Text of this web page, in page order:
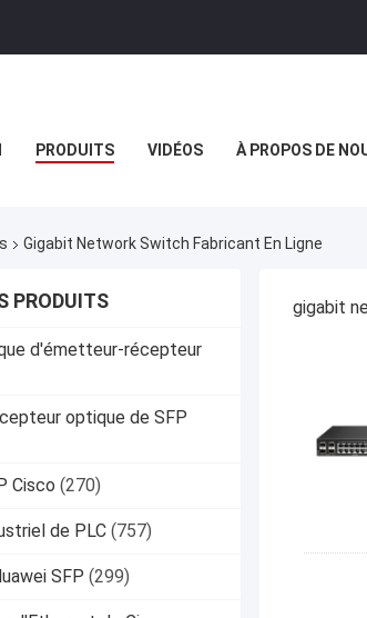
PRODUITS VIDÉOS À PROPOS DE
Gigabit Network Switch Fabricant En Ligne
PRODUITS
d'émetteur-récepteur
optique de SFP
Cisco (270)
de PLC (757)
SFP (299)
gigabit